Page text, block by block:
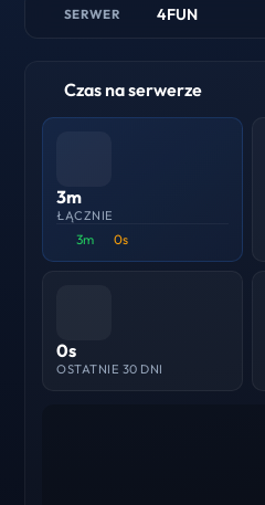
SERWER 4FUN
Czas na serwerze
3m
ŁĄCZNIE
3m 0s
0s
OSTATNIE 30 DNI